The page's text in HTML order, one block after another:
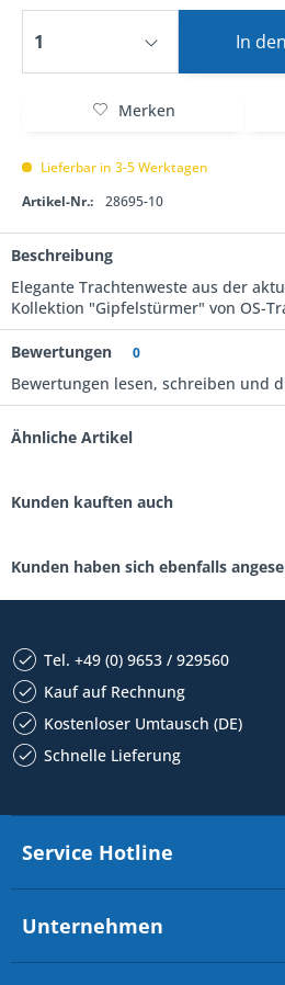
In den
Merken
Lieferbar in 3-5 Werktagen
Artikel-Nr.:
28695-10
Beschreibung
Elegante Trachtenweste aus der
Kollektion "Gipfelstürmer" von OS-
Bewertungen 0
Bewertungen lesen, schreiben und
Ähnliche Artikel
Kunden kauften auch
Kunden haben sich ebenfalls
Tel. +49 (0) 9653 / 929560
Kauf auf Rechnung
Kostenloser Umtausch (DE)
Schnelle Lieferung
Service Hotline
Unternehmen